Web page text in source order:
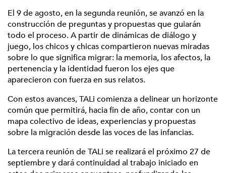
El 9 de agosto, en la segunda reunión, se avanzó en la
construcción de preguntas y propuestas que guiarán
todo el proceso. A partir de dinámicas de diálogo y
juego, los chicos y chicas compartieron nuevas miradas
sobre lo que significa migrar: la memoria, los afectos, la
pertenencia y la identidad fueron los ejes que
aparecieron con fuerza en sus relatos.
Con estos avances, TALi comienza a delinear un horizonte
común que permitirá, hacia fin de año, contar con un
mapa colectivo de ideas, experiencias y propuestas
sobre la migración desde las voces de las infancias.
La tercera reunión de TALi se realizará el próximo 27 de
septiembre y dará continuidad al trabajo iniciado en